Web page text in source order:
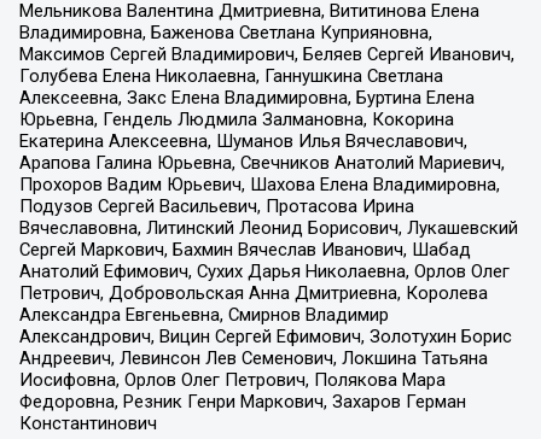
Мельникова Валентина Дмитриевна, Вититинова Елена
Владимировна, Баженова Светлана Куприяновна,
Максимов Сергей Владимирович, Беляев Сергей Иванович,
Голубева Елена Николаевна, Ганнушкина Светлана
Алексеевна, Закс Елена Владимировна, Буртина Елена
Юрьевна, Гендель Людмила Залмановна, Кокорина
Екатерина Алексеевна, Шуманов Илья Вячеславович,
Арапова Галина Юрьевна, Свечников Анатолий Мариевич,
Прохоров Вадим Юрьевич, Шахова Елена Владимировна,
Подузов Сергей Васильевич, Протасова Ирина
Вячеславовна, Литинский Леонид Борисович, Лукашевский
Сергей Маркович, Бахмин Вячеслав Иванович, Шабад
Анатолий Ефимович, Сухих Дарья Николаевна, Орлов Олег
Петрович, Добровольская Анна Дмитриевна, Королева
Александра Евгеньевна, Смирнов Владимир
Александрович, Вицин Сергей Ефимович, Золотухин Борис
Андреевич, Левинсон Лев Семенович, Локшина Татьяна
Иосифовна, Орлов Олег Петрович, Полякова Мара
Федоровна, Резник Генри Маркович, Захаров Герман
Константинович